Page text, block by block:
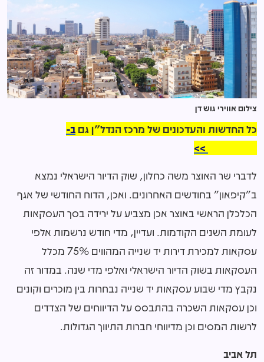
צילום אווירי גוש דן
כל החדשות והעדכונים של מרכז הנדל"ן גם ב-
לדברי שר האוצר משה כחלון, שוק הדיור הישראלי נמצא
ב"קיפאון" בחודשים האחרונים. ואכן, הדוח החודשי של אגף
הכלכלן הראשי באוצר אכן מצביע על ירידה בסך העסקאות
לעומת השנים הקודמות. ועדיין, מדי חודש נרשמות אלפי
עסקאות למכירת דירות יד שנייה המהווים 75% מכלל
העסקאות בשוק הדיור הישראלי ואלפי מדי שנה. במדור זה
נקבץ מדי שבוע עסקאות יד שנייה נבחרות בין מוכרים וקונים
וכן עסקאות השכרה בהתבסס על הדיווחים של הצדדים
לרשות המסים וכן מדיווחי חברות התיווך הגדולות.
תל אביב